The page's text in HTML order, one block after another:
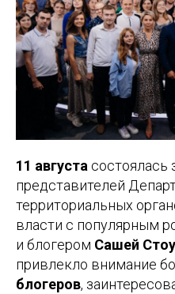
11 августа состоялась
представителей
территориальных
власти с популярным
и блогером Сашей
привлекло внимание
блогеров,